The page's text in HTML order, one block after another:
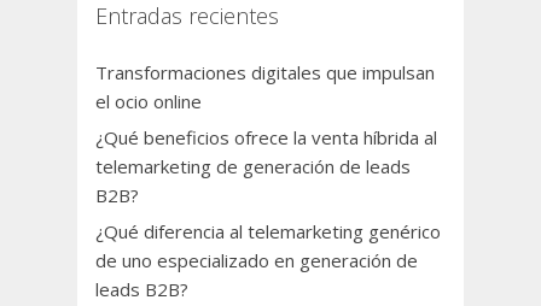
Entradas recientes
Transformaciones digitales que impulsan
el ocio online
¿Qué beneficios ofrece la venta híbrida al
telemarketing de generación de leads
B2B?
¿Qué diferencia al telemarketing genérico
de uno especializado en generación de
leads B2B?